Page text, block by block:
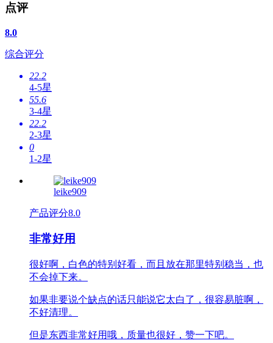
点评
8.0
综合评分
22.2
4-5星
55.6
3-4星
22.2
2-3星
0
1-2星
leike909
产品评分8.0
非常好用
很好啊，白色的特别好看，而且放在那里特别稳当，也
不会掉下来。
如果非要说个缺点的话只能说它太白了，很容易脏啊，
不好清理。
但是东西非常好用哦，质量也很好，赞一下吧。